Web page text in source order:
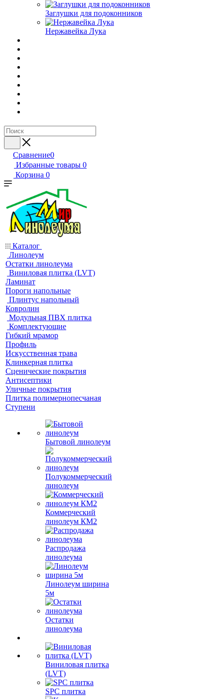
Заглушки для подоконников
Нержавейка Лука
Сравнение0
Избранные товары 0
Корзина 0
Каталог
Линолеум
Остатки линолеума
Виниловая плитка (LVT)
Ламинат
Пороги напольные
Плинтус напольный
Ковролин
Модульная ПВХ плитка
Комплектующие
Гибкий мрамор
Профиль
Искусственная трава
Клинкерная плитка
Сценические покрытия
Антисептики
Уличные покрытия
Плитка полимернопесчаная
Ступени
Бытовой линолеум
Полукоммерческий
линолеум
Коммерческий
линолеум КМ2
Распродажа
линолеума
Линолеум ширина
5м
Остатки
линолеума
Виниловая плитка
(LVT)
SPC плитка